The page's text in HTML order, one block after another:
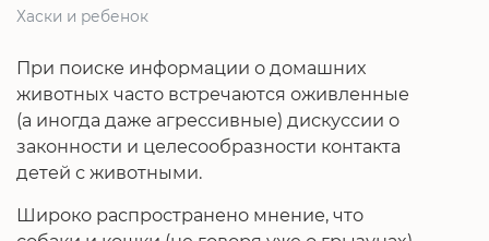
Хаски и ребенок
При поиске информации о домашних
животных часто встречаются оживленные
(а иногда даже агрессивные) дискуссии о
законности и целесообразности контакта
детей с животными.
Широко распространено мнение, что